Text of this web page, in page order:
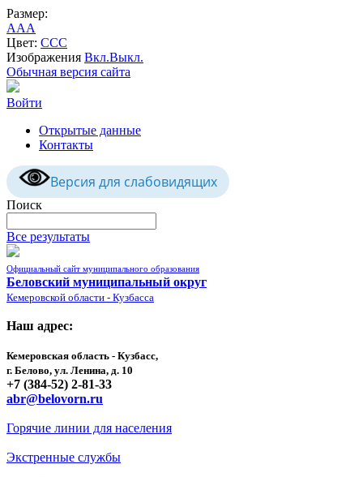
Размер:
AAA
Цвет: CCC
Изображения Вкл.Выкл.
Обычная версия сайта
Войти
Открытые данные
Контакты
Версия для слабовидящих
Поиск
Все результаты
Официальный сайт муниципального образования
Беловский муниципальный округ
Кемеровской области - Кузбасса
Наш адрес:
Кемеровская область - Кузбасс,
г. Белово, ул. Ленина, д. 10
+7 (384-52) 2-81-33
abr@belovorn.ru
Горячие линии для населения
Экстренные службы